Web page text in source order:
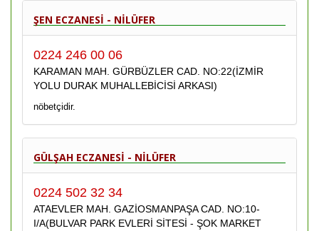
ŞEN ECZANESİ - NİLÜFER
0224 246 00 06
KARAMAN MAH. GÜRBÜZLER CAD. NO:22(İZMİR
YOLU DURAK MUHALLEBİCİSİ ARKASI)
nöbetçidir.
GÜLŞAH ECZANESİ - NİLÜFER
0224 502 32 34
ATAEVLER MAH. GAZİOSMANPAŞA CAD. NO:10-
I/A(BULVAR PARK EVLERİ SİTESİ - ŞOK MARKET